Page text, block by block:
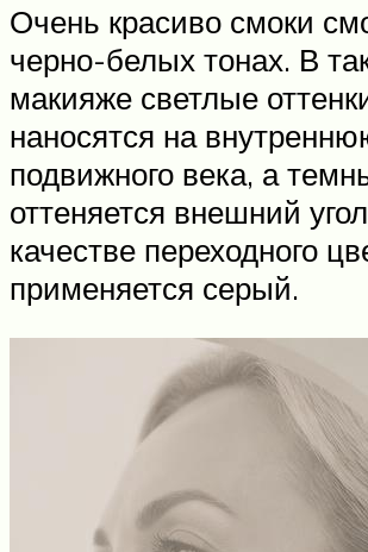
Очень красиво смоки
черно-белых тонах. В
макияже светлые
наносятся на
подвижного века, а
оттеняется внешний
качестве переходного
применяется серый.